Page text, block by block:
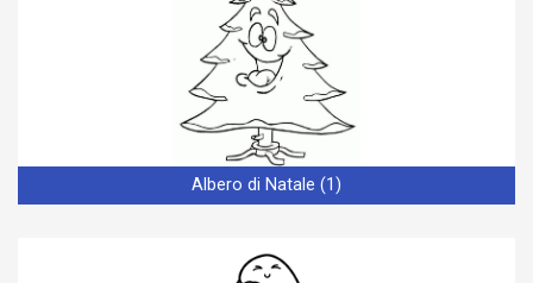
Albero di Natale (1)